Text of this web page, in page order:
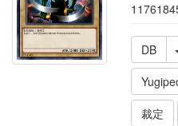
DB
裁定